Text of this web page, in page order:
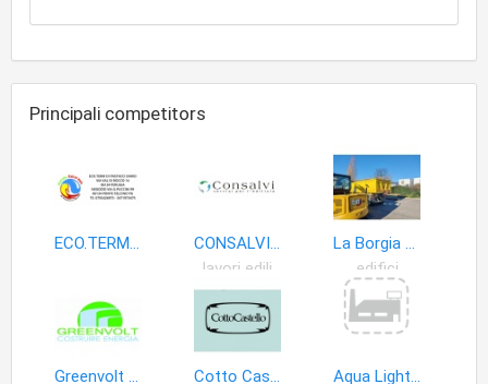
Principali competitors
lavori edili
edifici